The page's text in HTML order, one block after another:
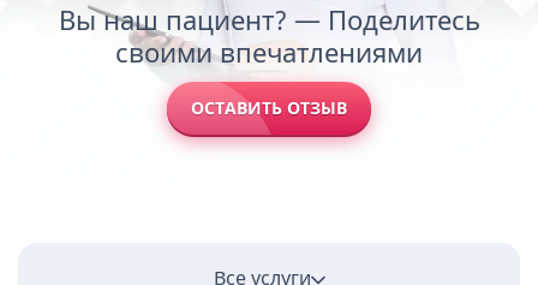
Вы наш пациент? — Поделитесь
своими впечатлениями
ОСТАВИТЬ ОТЗЫВ
Все услуги